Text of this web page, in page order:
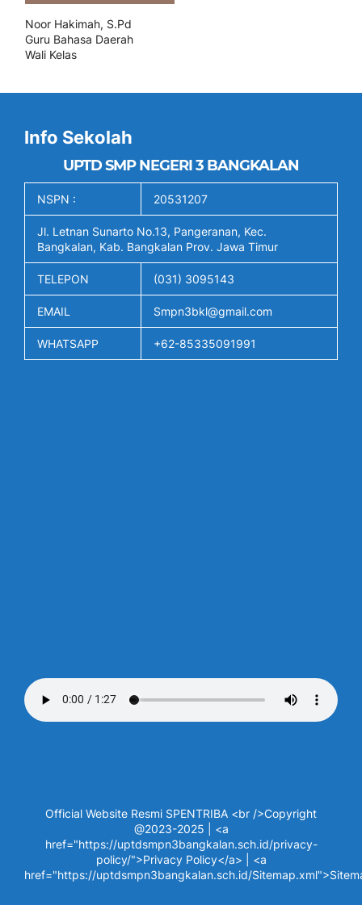
Noor Hakimah, S.Pd
Guru Bahasa Daerah
Wali Kelas
Info Sekolah
UPTD SMP NEGERI 3 BANGKALAN
NSPN : 20531207
Jl. Letnan Sunarto No.13, Pangeranan, Kec.
Bangkalan, Kab. Bangkalan Prov. Jawa Timur
TELEPON (031) 3095143
EMAIL Smpn3bkl@gmail.com
WHATSAPP +62-85335091991
Official Website Resmi SPENTRIBA <br />Copyright
@2023-2025 | <a
href="https://uptdsmpn3bangkalan.sch.id/privacy-
policy/">Privacy Policy</a> | <a
href="https://uptdsmpn3bangkalan.sch.id/